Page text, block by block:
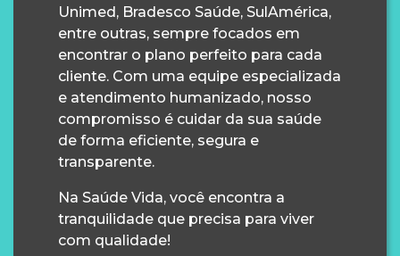
Unimed, Bradesco Saúde, SulAmérica,
entre outras, sempre focados em
encontrar o plano perfeito para cada
cliente. Com uma equipe especializada
e atendimento humanizado, nosso
compromisso é cuidar da sua saúde
de forma eficiente, segura e
transparente.
Na Saúde Vida, você encontra a
tranquilidade que precisa para viver
com qualidade!